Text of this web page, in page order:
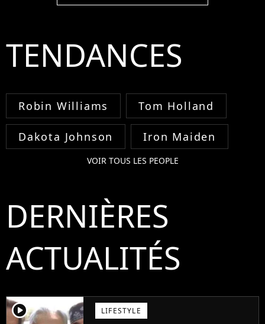
TENDANCES
Robin Williams Tom Holland
Dakota Johnson Iron Maiden
VOIR TOUS LES PEOPLE
DERNIÈRES
ACTUALITÉS
player2 LIFESTYLE